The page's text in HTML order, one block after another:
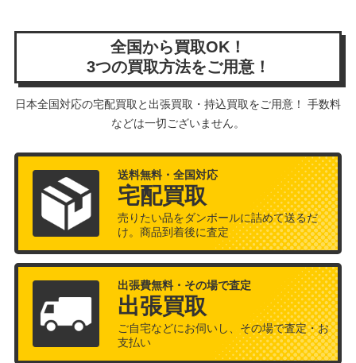
全国から買取OK！
3つの買取方法をご用意！
日本全国対応の宅配買取と出張買取・持込買取をご用意！ 手数料
などは一切ございません。
送料無料・全国対応
宅配買取
売りたい品をダンボールに詰めて送るだ
け。商品到着後に査定
出張費無料・その場で査定
出張買取
ご自宅などにお伺いし、その場で査定・お
支払い